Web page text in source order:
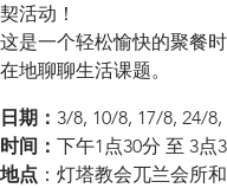
契活动！
这是一个轻松愉快的聚餐
在地聊聊生活课题。
日期： 3/8, 10/8, 17/8, 24/
时间： 下午1点30分 至 3点
地点 ：灯塔教会兀兰会所